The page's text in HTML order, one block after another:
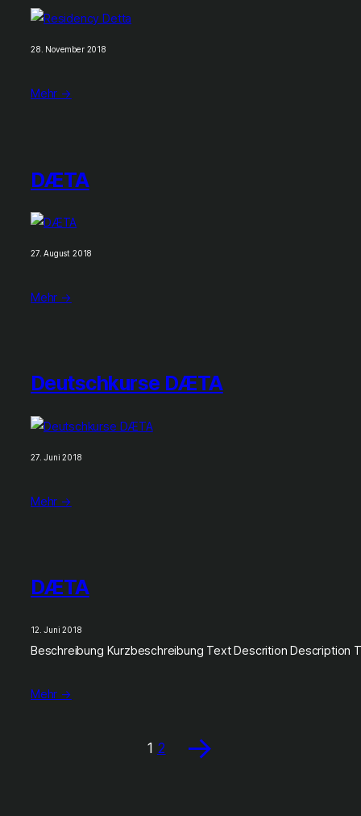
28. November 2018
Mehr →
DÆTA
27. August 2018
Mehr →
Deutschkurse DÆTA
27. Juni 2018
Mehr →
DÆTA
12. Juni 2018
Beschreibung Kurzbeschreibung Text Descrition Description
Mehr →
1 2 →